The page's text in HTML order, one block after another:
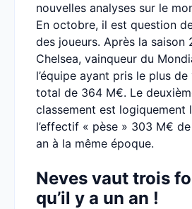
nouvelles analyses sur le
En octobre, il est question
des joueurs. Après la saison
Chelsea, vainqueur du
l’équipe ayant pris le plus
total de 364 M€. Le
classement est logiquement
l’effectif « pèse » 303 M€
an à la même époque.
Neves vaut trois
qu’il y a un an !